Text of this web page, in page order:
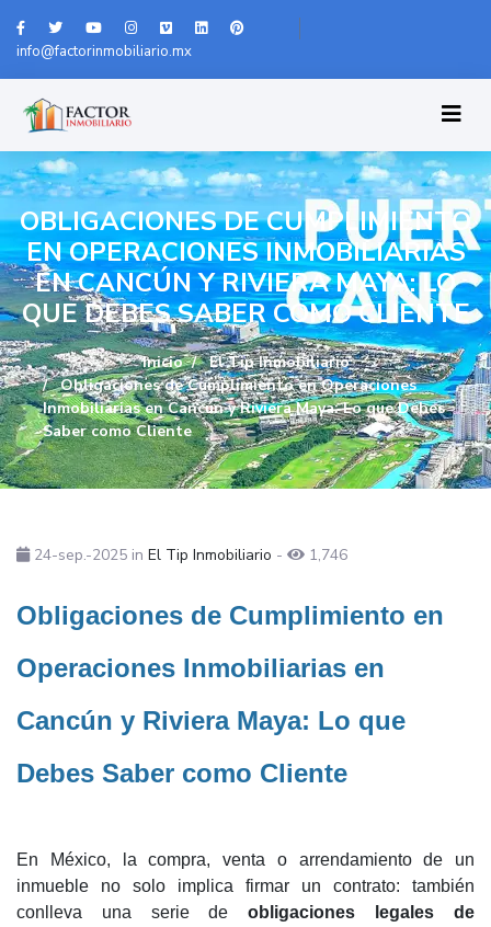
info@factorinmobiliario.mx
OBLIGACIONES DE CUMPLIMIENTO
EN OPERACIONES INMOBILIARIAS
EN CANCÚN Y RIVIERA MAYA: LO
QUE DEBES SABER COMO CLIENTE
Inicio
El Tip Inmobiliario
Obligaciones de Cumplimiento en Operaciones
Inmobiliarias en Cancún y Riviera Maya: Lo que Debes
Saber como Cliente
24-sep.-2025 in El Tip Inmobiliario - 1,746
Obligaciones de Cumplimiento en
Operaciones Inmobiliarias en
Cancún y Riviera Maya: Lo que
Debes Saber como Cliente
En México, la compra, venta o arrendamiento de un
inmueble no solo implica firmar un contrato: también
conlleva una serie deobligaciones legales de